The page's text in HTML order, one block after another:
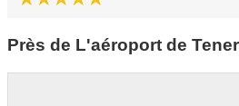
Près de L'aéroport de